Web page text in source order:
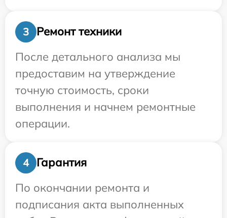
3
Ремонт техники
После детального анализа мы
предоставим на утверждение
точную стоимость, сроки
выполнения и начнем ремонтные
операции.
4
Гарантия
По окончании ремонта и
подписания акта выполненных